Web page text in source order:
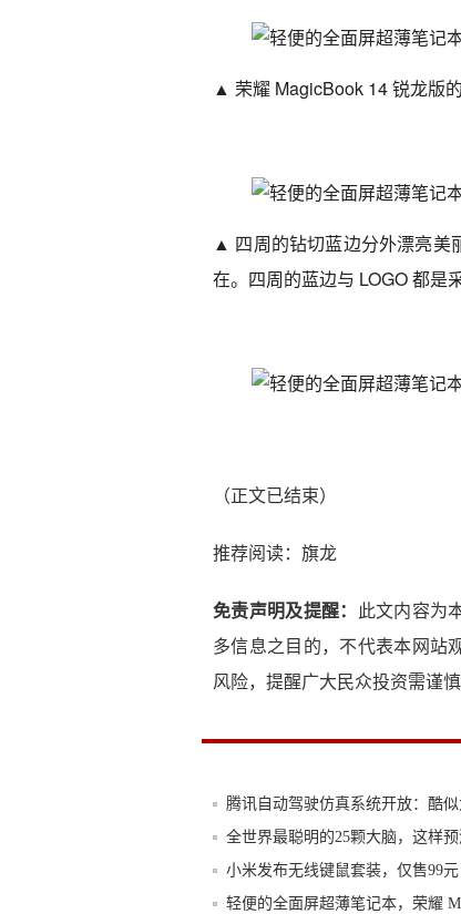
▲ 荣耀 MagicBook 14 锐龙版
▲ 四周的钻切蓝边分外漂亮美
在。四周的蓝边与 LOGO 都是
（正文已结束）
推荐阅读： 旗龙
免责声明及提醒：
此文内容为
多信息之目的，不代表本网站
风险，提醒广大民众投资需谨慎
腾讯自动驾驶仿真系统开放：酷
全世界最聪明的25颗大脑，这样
小米发布无线键鼠套装，仅售99元
轻便的全面屏超薄笔记本，荣耀